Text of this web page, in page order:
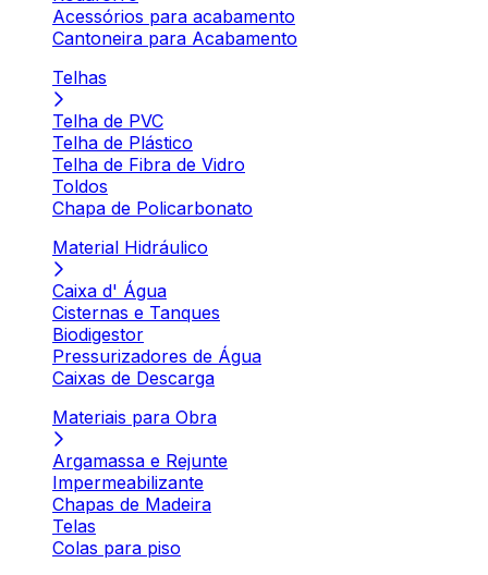
Acessórios para acabamento
Cantoneira para Acabamento
Telhas
Telha de PVC
Telha de Plástico
Telha de Fibra de Vidro
Toldos
Chapa de Policarbonato
Material Hidráulico
Caixa d' Água
Cisternas e Tanques
Biodigestor
Pressurizadores de Água
Caixas de Descarga
Materiais para Obra
Argamassa e Rejunte
Impermeabilizante
Chapas de Madeira
Telas
Colas para piso